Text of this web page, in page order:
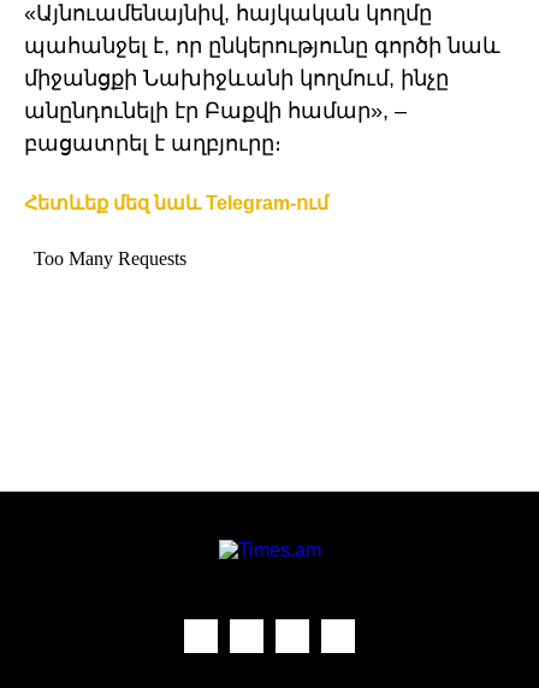
«Այնուամենայնիվ, հայկական կողմը
պահանջել է, որ ընկերությունը գործի նաև
միջանցքի Նախիջևանի կողմում, ինչը
անընդունելի էր Բաքվի համար», –
բացատրել է աղբյուրը։
Հետևեք մեզ նաև Telegram-ում